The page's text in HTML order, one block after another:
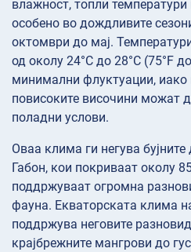
влажност, топли
особено во дождливите
октомври до мај.
од околу 24°C до 28°C (75°F
минимални флуктуации, иако
повисоките височини можат
поладни услови.
Оваа клима ги негува
Габон, кои покриваат околу
поддржуваат огромна
фауна. Екваторската клима
поддржува неговите
крајбрежните мангрови до